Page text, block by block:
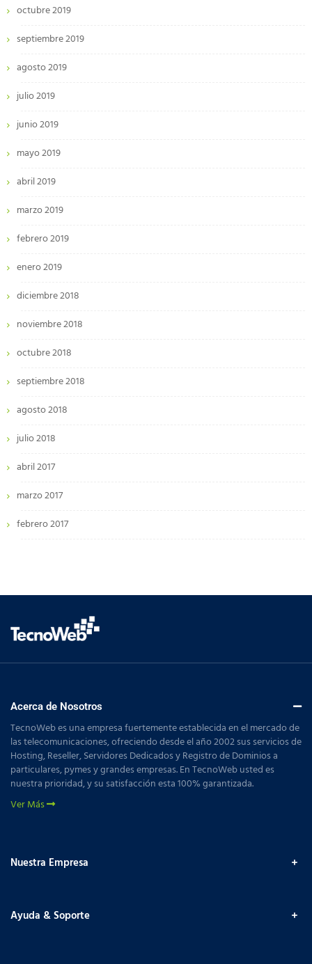
octubre 2019
septiembre 2019
agosto 2019
julio 2019
junio 2019
mayo 2019
abril 2019
marzo 2019
febrero 2019
enero 2019
diciembre 2018
noviembre 2018
octubre 2018
septiembre 2018
agosto 2018
julio 2018
abril 2017
marzo 2017
febrero 2017
Acerca de Nosotros
TecnoWeb es una empresa fuertemente establecida en el mercado de
las telecomunicaciones, ofreciendo desde el año 2002 sus servicios de
Hosting, Reseller, Servidores Dedicados y Registro de Dominios a
particulares, pymes y grandes empresas. En TecnoWeb usted es
nuestra prioridad, y su satisfacción esta 100% garantizada.
Ver Más
Nuestra Empresa
Ayuda & Soporte